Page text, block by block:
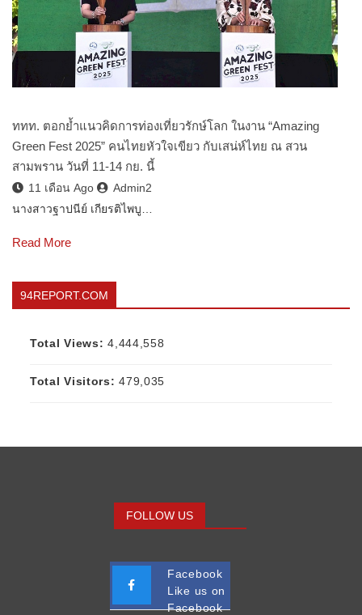
ททท. ตอกย้ำแนวคิดการท่องเที่ยวรักษ์โลก ในงาน “Amazing
Green Fest 2025” คนไทยหัวใจเขียว กับเสน่ห์ไทย ณ สวน
สามพราน วันที่ 11-14 กย. นี้
11 เดือน Ago
Admin2
นางสาวฐาปนีย์ เกียรติไพบู…
Read More
94REPORT.COM
Total Views:4,444,558
Total Visitors:479,035
FOLLOW US
Facebook
Like us on
Facebook